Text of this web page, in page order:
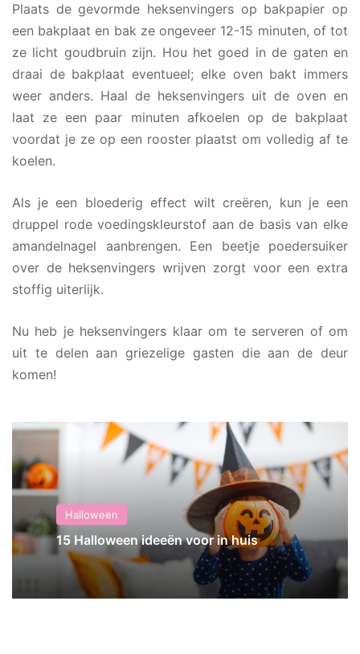
Plaats de gevormde heksenvingers op bakpapier op
een bakplaat en bak ze ongeveer 12-15 minuten, of tot
ze licht goudbruin zijn. Hou het goed in de gaten en
draai de bakplaat eventueel; elke oven bakt immers
weer anders. Haal de heksenvingers uit de oven en
laat ze een paar minuten afkoelen op de bakplaat
voordat je ze op een rooster plaatst om volledig af te
koelen.
Als je een bloederig effect wilt creëren, kun je een
druppel rode voedingskleurstof aan de basis van elke
amandelnagel aanbrengen. Een beetje poedersuiker
over de heksenvingers wrijven zorgt voor een extra
stoffig uiterlijk.
Nu heb je heksenvingers klaar om te serveren of om
uit te delen aan griezelige gasten die aan de deur
komen!
Halloween
15 Halloween ideeën voor in huis